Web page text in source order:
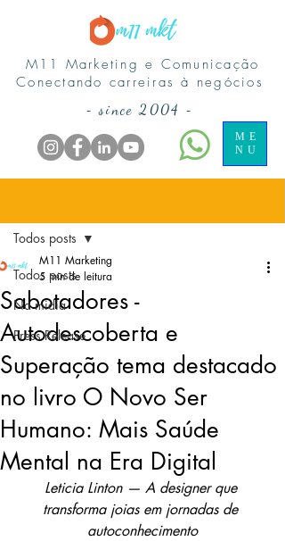
M11 Marketing e Comunicação
Conectando carreiras à negócios
ME
NU
-since 2004 -
Todos posts
Na midia
Press Release
Todos posts
Sabotadores -
Autodescoberta e
Superação tema destacado
no livro O Novo Ser
Humano: Mais Saúde
Mental na Era Digital
M11 Marketing
5 min de leitura
Leticia Linton — A designer que
transforma joias em jornadas de
autoconhecimento